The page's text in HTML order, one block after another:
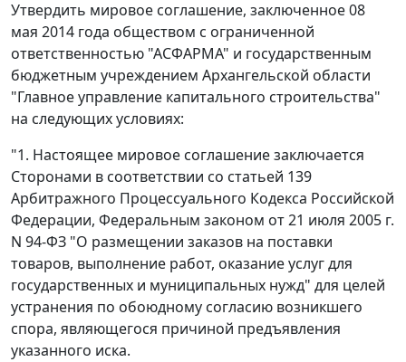
Утвердить мировое соглашение, заключенное 08
мая 2014 года обществом с ограниченной
ответственностью "АСФАРМА" и государственным
бюджетным учреждением Архангельской области
"Главное управление капитального строительства"
на следующих условиях:
"1. Настоящее мировое соглашение заключается
Сторонами в соответствии со статьей 139
Арбитражного Процессуального Кодекса Российской
Федерации, Федеральным законом от 21 июля 2005 г.
N 94-ФЗ "О размещении заказов на поставки
товаров, выполнение работ, оказание услуг для
государственных и муниципальных нужд" для целей
устранения по обоюдному согласию возникшего
спора, являющегося причиной предъявления
указанного иска.